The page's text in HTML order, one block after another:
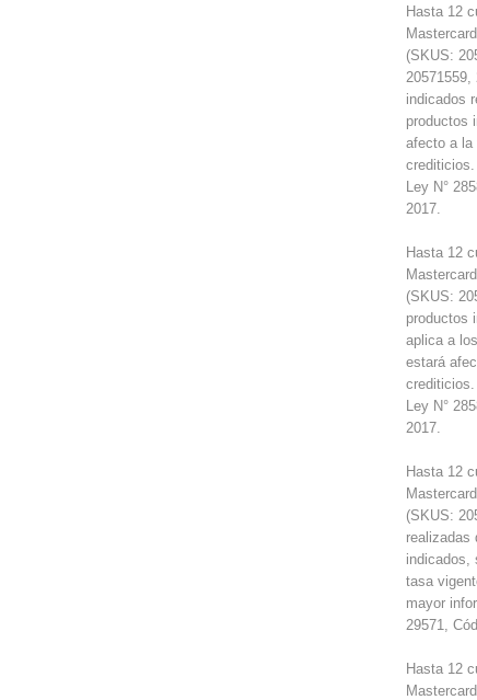
Hasta 12
(SKUS:
indicados
productos
afecto a la
Ley N°
2017.
Hasta 12
(SKUS:
productos
aplica a
estará
Ley N°
2017.
Hasta 12
(SKUS:
realizadas
indicados,
tasa
mayor
29571,
Hasta 12